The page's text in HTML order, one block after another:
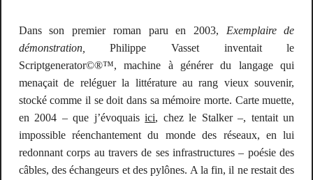
Dans son premier roman paru en 2003, Exemplaire de
démonstration,
Philippe Vasset inventait le
Scriptgenerator©®™, machine à générer du langage qui
menaçait de reléguer la littérature au rang vieux souvenir,
stocké comme il se doit dans sa mémoire morte. Carte muette,
en 2004 – que j’évoquaisici, chez le Stalker –, tentait un
impossible réenchantement du monde des réseaux, en lui
redonnant corps au travers de ses infrastructures – poésie des
câbles, des échangeurs et des pylônes. A la fin, il ne restait des